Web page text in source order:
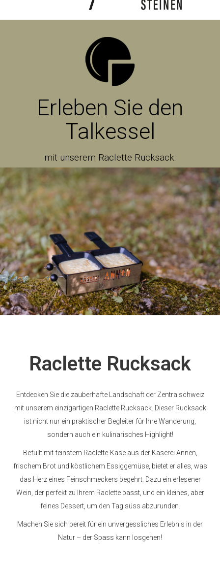
Erleben Sie den
Talkessel
mit unserem Raclette Rucksack.
Raclette Rucksack
Entdecken Sie die zauberhafte Landschaft der Zentralschweiz
mit unserem einzigartigen Raclette Rucksack. Dieser Rucksack
ist nicht nur ein praktischer Begleiter für Ihre Wanderung,
sondern auch ein kulinarisches Highlight!
Befüllt mit feinstem Raclette-Käse aus der Käserei Annen,
frischem Brot und köstlichem Essiggemüse, bietet er alles, was
das Herz eines Feinschmeckers begehrt. Dazu ein erlesener
Wein, der perfekt zu Ihrem Raclette passt, und ein kleines, aber
feines Dessert, um den Tag süss abzurunden.
Machen Sie sich bereit für ein unvergessliches Erlebnis in der
Natur – der Spass kann losgehen!